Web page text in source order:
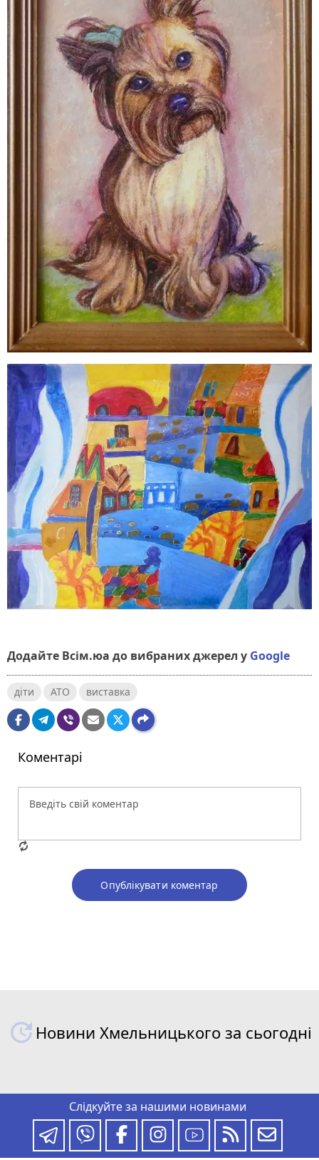
Додайте Всім.юа до вибраних джерел у Google
діти АТО виставка
Коментарі
Опублікувати коментар
Новини Хмельницького за сьогодні
Слідкуйте за нашими новинами